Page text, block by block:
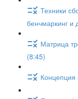
Техники
бенчмаркинг и
Матрица
(8:45)
Концепция